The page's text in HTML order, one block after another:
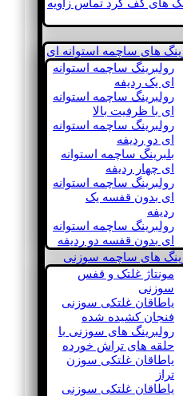
های کف گرد تماس زاویه
های ساچمه استوانه ای
رولبرینگ ساچمه استوانه
ای یک ردیفه
رولبرینگ ساچمه استوانه
ای با ظرفیت بالا
رولبرینگ ساچمه استوانه
ای دو ردیفه
بلبرینگ ساچمه استوانه
ای چهار ردیفه
رولبرینگ ساچمه استوانه
ای بدون قفسه یک
ردیفه
رولبرینگ ساچمه استوانه
ای بدون قفسه دو ردیفه
های ساچمه سوزنی
مونتاژ غلتک و قفس
سوزنی
یاطاقان غلتکی سوزنی
فنجان کشیده شده
رولبرینگ های سوزنی با
حلقه های تراش خورده
یاطاقان غلتکی سوزن
تراز
یاطاقان غلتکی سوزنی